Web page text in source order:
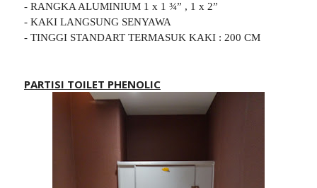
- RANGKA ALUMINIUM 1 x 1 ¾” , 1 x 2”
- KAKI LANGSUNG SENYAWA
- TINGGI STANDART TERMASUK KAKI : 200 CM
PARTISI TOILET PHENOLIC